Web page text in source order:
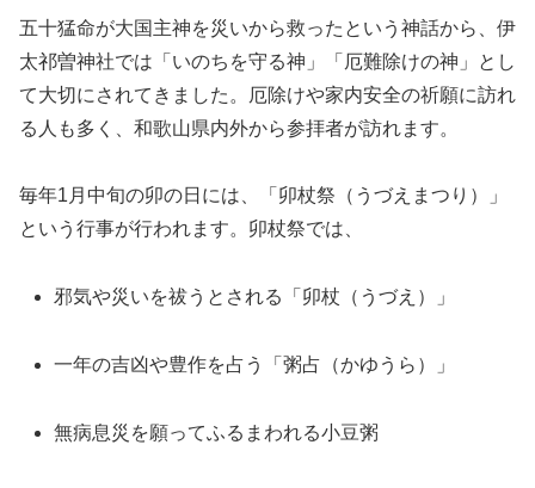
五十猛命が大国主神を災いから救ったという神話から、伊
太祁曽神社では「いのちを守る神」「厄難除けの神」とし
て大切にされてきました。厄除けや家内安全の祈願に訪れ
る人も多く、和歌山県内外から参拝者が訪れます。
毎年1月中旬の卯の日には、「卯杖祭（うづえまつり）」
という行事が行われます。卯杖祭では、
邪気や災いを祓うとされる「卯杖（うづえ）」
一年の吉凶や豊作を占う「粥占（かゆうら）」
無病息災を願ってふるまわれる小豆粥